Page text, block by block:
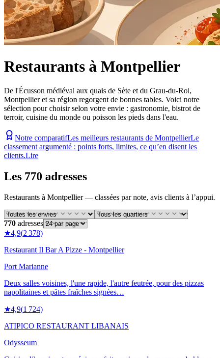
Restaurants à Montpellier
De l'Écusson médiéval aux quais de Sète et du Grau-du-Roi,
Montpellier et sa région regorgent de bonnes tables. Voici notre
sélection pour choisir selon votre envie : gastronomie, bistrot de
terroir, cuisine du monde ou poisson les pieds dans l'eau.
Notre comparatifLes meilleurs restaurants de MontpellierLe
classement argumenté : points forts, limites, ce qu’en disent les
clients.Lire
Les 770 adresses
Restaurants à Montpellier— classées par note, avis clients à l’appui.
770 adresses
★4,9(2 378)
Restaurant Il Bar A Pizze - Montpellier
Port Marianne
Deux salles voisines, l'une rapide, l'autre feutrée, pour des pizzas
napolitaines et pâtes fraîches signées…
★4,9(1 724)
ATIPICO RESTAURANT LIBANAIS
Odysseum